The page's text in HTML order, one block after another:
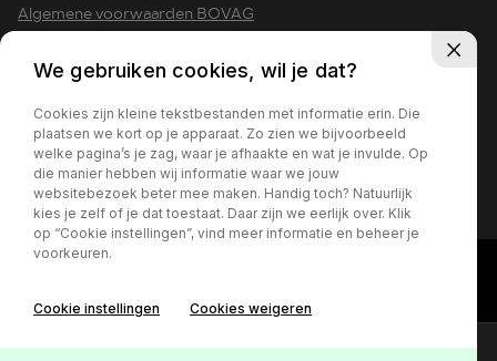
Algemene voorwaarden BOVAG
2026 - Krimpen aan den IJssel
We gebruiken cookies, wil je dat?
Cookies zijn kleine tekstbestanden met informatie erin. Die
plaatsen we kort op je apparaat. Zo zien we bijvoorbeeld
welke pagina’s je zag, waar je afhaakte en wat je invulde. Op
die manier hebben wij informatie waar we jouw
websitebezoek beter mee maken. Handig toch? Natuurlijk
kies je zelf of je dat toestaat. Daar zijn we eerlijk over. Klik
op “Cookie instellingen”, vind meer informatie en beheer je
voorkeuren.
Cookie instellingen Cookies weigeren